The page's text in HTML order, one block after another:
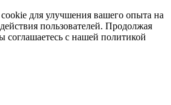
для улучшения вашего опыта на
пользователей. Продолжая
соглашаетесь с нашей политикой